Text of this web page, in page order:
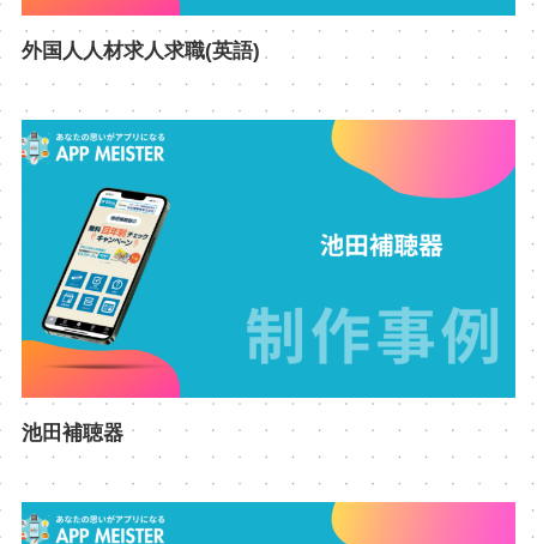
外国人人材求人求職(英語)
池田補聴器